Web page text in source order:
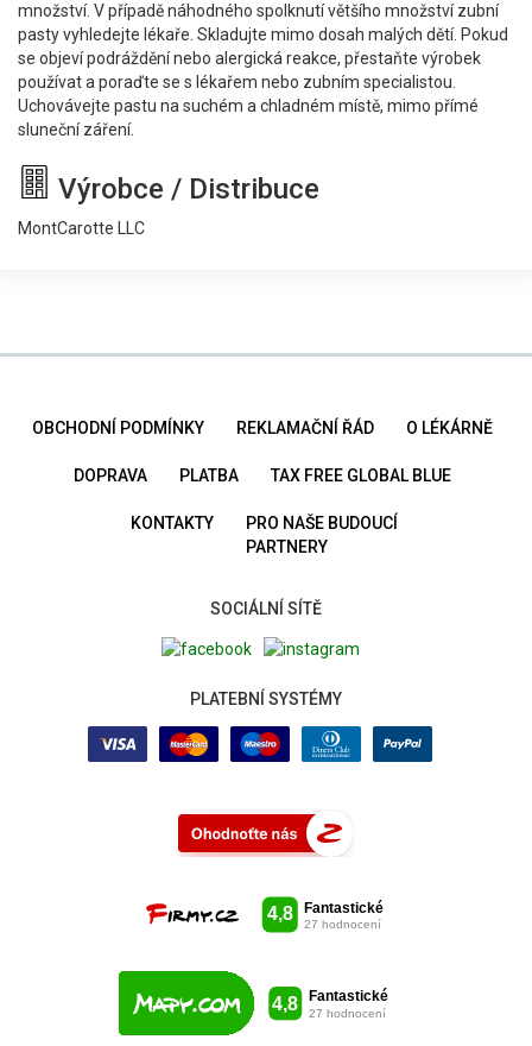
množství. V případě náhodného spolknutí většího množství zubní
pasty vyhledejte lékaře. Skladujte mimo dosah malých dětí. Pokud
se objeví podráždění nebo alergická reakce, přestaňte výrobek
používat a poraďte se s lékařem nebo zubním specialistou.
Uchovávejte pastu na suchém a chladném místě, mimo přímé
sluneční záření.
Výrobce / Distribuce
MontCarotte LLC
OBCHODNÍ PODMÍNKY REKLAMAČNÍ ŘÁD O LÉKÁRNĚ
DOPRAVA PLATBA TAX FREE GLOBAL BLUE
KONTAKTY
PRO NAŠE BUDOUCÍ
PARTNERY
SOCIÁLNÍ SÍTĚ
PLATEBNÍ SYSTÉMY